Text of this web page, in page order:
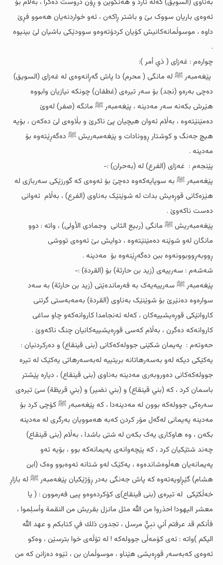
ئەوەى باریان سووک بێ و باشتر ڕاکەن ، ئەو خواردنەیان هەموو فڕێ
داوە ، موسوڵمانەکانیش کۆیان کردۆتەوەو سوودێکى باشیان لێ بینیوە
.
چوارەم : غەزاى ( ذي أمر ):
پێغەمبەر ﷺ لە مانگى ( محرم) دا پاش گەڕانەوەى لە غەزاى (السویق)
دەچی بەرەو (نجد) بۆ سەر تیرەى (غطفان) چونکە نیازیان وابووە
هێرش بکەنە سەر مەدینە ، پێغەمبەر ﷺ مانگە (صفر) لەوێ
دەمێنێتەوە ، بەڵام ئەوان هیچیان پێ ناکرێ و بڵاوەى لێ دەکەن ، بۆیە
هیچ جەنگ و کوشتار ڕوونادات و پێغەمبەریش ﷺ دەگەڕێتەوە بۆ
مەدینە .
پێنجەم : غەزاى (الفرع) لە (بەحران) :-
پێغەمبەر ﷺ بە سوپایەکەوە دەچێ بۆ ئەوەى کە گورزێکى سەربازى لە
هێزەکانى قوڕەیش بدات لە شوێنێک بەناوى (الفرع) ، بەڵام ئەوانى
دەست ناکەوێ .
پێغەمبەریش ﷺ مانگى (ربیع الثانى وجمادی الأولى) ، واتە : دوو
مانگان لەو شوێنە دەمێنێتەوە ، دوایش بێ ئەوەى تووشى
ڕووبەڕووبوونەوە ببن دەگەڕێنەوە بۆ مەدینە .
شەشەم : سەرییەى (زید بن حارثة) بۆ (القردة) :-
پێغەمبەر ﷺ سەرییەیەک بە فەرماندەێتى (زید بن حارثة) بە سەد
سوارەوە دەنێرێ بۆ شوێنێک بەناوى (القردة) بەمەبەستى گرتنى
کاروانێکى قوڕەیشییەکان ، کەلە ئەنجامدا کاروانەکەو چاو ساغى
کاروانەکە دەگرن ، بەڵام کەسى قوڕەیشییەکانیان چنگ ناکەوێ .
حەوتەم : پەیمان شکێنى جوولەکەکانى (بنی قینقاع) و دەرکردنیان :
یەکێکى دیکە لەو بەسەرهاتانە بریتییە لەبەسەرهاتى یەکێک لە تیرە
جوولەکەکانى دەوروبەرى مەدینە بەناوى (بنی قینقاع) ، دیارە پێشتر
باسمان کرد ، کە (بني قینقاع) و (بني نضیر) و (بني قریظة) سێ تیرەى
سەرەکى جوولەکە بوون لە مەدینەدا ، کە پێغەمبەر ﷺ کۆچى کرد بۆ
مەدینە پەیمانى لەگەل مۆر کردن کەبە هەموویان بەرگرى لە مەدینە
بکەن ، وە هاوکارى یەک بکەن لە شتى باشدا ، بەڵام (بنی قینقاع)
چەند شتێکیان کرد ، کە پێچەوانەى پەیمانەکە بوو ، بۆیە ئەو
پەیمانەیان هەڵوەشاندەوە ، یەکێک لەو شتانە ئەوەبوو وەک (ابن
هشام) گێڕاویەتەوە کە پاش جەنگى بەدر ڕۆژێکیان پێغەمبەر ﷺ لە بازاڕ
خەڵکێکى لە تیرەى (بنى قینقاع)ى کۆکردەوەو پیی فەرموون : ( یا
معشر الیهود! احذروا من الله مثل مانزل بقريش من النقمة وأسلِموا ،
فأنكم قد عرفتم أني نبِيٌّ مرسل ، تجدون ذلك في كتابكم و عهد الله
اليكم )واتە : ئەى کۆمەڵی جوولەکە ! لە تۆڵەى خوا بترسێن ، وەکو
ئەوەى کەبەسەر قوڕەیشى هێناو ، موسوڵمان بن ، ئێوە دەزانن کە من